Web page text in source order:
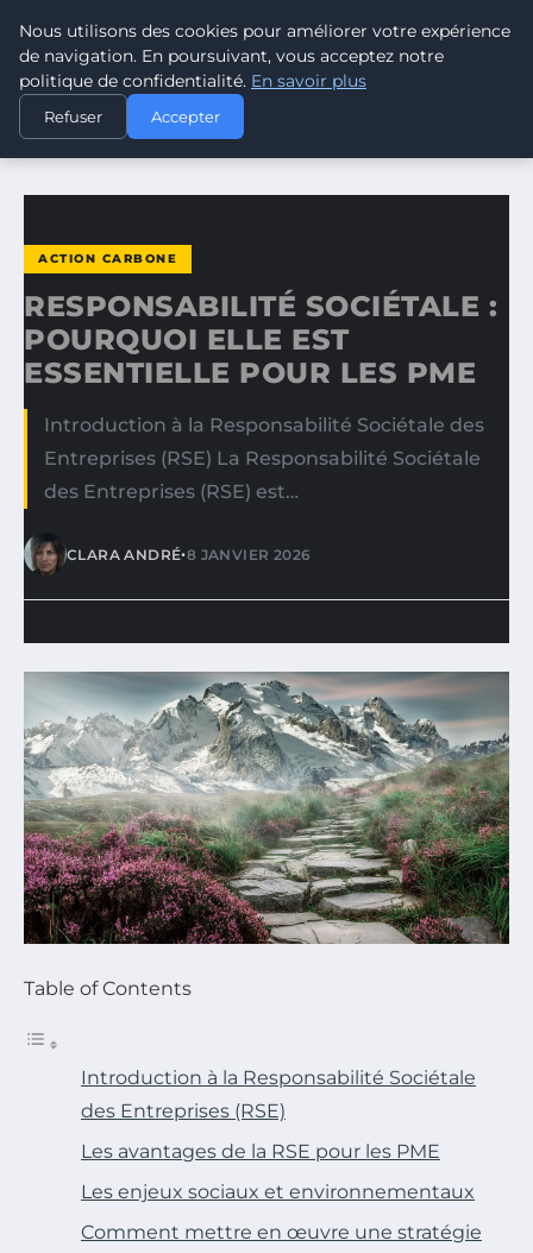
CLIMATE RESPONSE BLOG
ACCUEIL
ACTION CARBONE
RESPONSABILITÉ SOCIÉTALE : POURQUOI ELLE EST…
ACTION CARBONE
RESPONSABILITÉ SOCIÉTALE :
POURQUOI ELLE EST
ESSENTIELLE POUR LES PME
Introduction à la Responsabilité Sociétale des
Entreprises (RSE) La Responsabilité Sociétale
des Entreprises (RSE) est…
CLARA ANDRÉ•8 JANVIER 2026
Table of Contents
Introduction à la Responsabilité Sociétale
des Entreprises (RSE)
Les avantages de la RSE pour les PME
Les enjeux sociaux et environnementaux
Comment mettre en œuvre une stratégie
Nous utilisons des cookies pour améliorer votre expérience
de navigation. En poursuivant, vous acceptez notre
politique de confidentialité. En savoir plus
Refuser Accepter